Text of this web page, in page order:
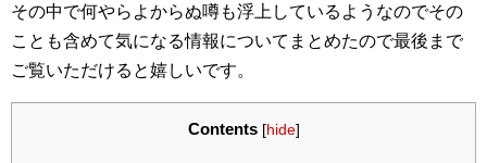
その中で何やらよからぬ噂も浮上しているようなのでその
ことも含めて気になる情報についてまとめたので最後まで
ご覧いただけると嬉しいです。
Contents [hide]